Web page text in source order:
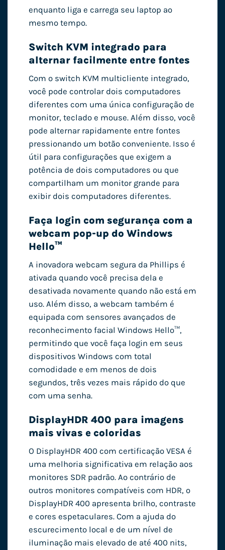
enquanto liga e carrega seu laptop ao
mesmo tempo.
Switch KVM integrado para
alternar facilmente entre fontes
Com o switch KVM multicliente integrado,
você pode controlar dois computadores
diferentes com uma única configuração de
monitor, teclado e mouse. Além disso, você
pode alternar rapidamente entre fontes
pressionando um botão conveniente. Isso é
útil para configurações que exigem a
potência de dois computadores ou que
compartilham um monitor grande para
exibir dois computadores diferentes.
Faça login com segurança com a
webcam pop-up do Windows
Hello™
A inovadora webcam segura da Phillips é
ativada quando você precisa dela e
desativada novamente quando não está em
uso. Além disso, a webcam também é
equipada com sensores avançados de
reconhecimento facial Windows Hello™,
permitindo que você faça login em seus
dispositivos Windows com total
comodidade e em menos de dois
segundos, três vezes mais rápido do que
com uma senha.
DisplayHDR 400 para imagens
mais vivas e coloridas
O DisplayHDR 400 com certificação VESA é
uma melhoria significativa em relação aos
monitores SDR padrão. Ao contrário de
outros monitores compatíveis com HDR, o
DisplayHDR 400 apresenta brilho, contraste
e cores espetaculares. Com a ajuda do
escurecimento local e de um nível de
iluminação mais elevado de até 400 nits,